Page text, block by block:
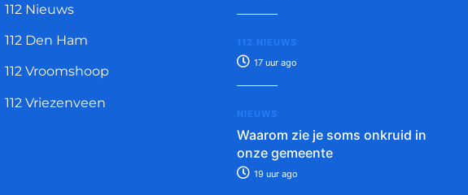
112 Nieuws
112 Den Ham
112 Vroomshoop
112 Vriezenveen
112 NIEUWS
17 uur ago
NIEUWS
Waarom zie je soms onkruid in
onze gemeente
19 uur ago